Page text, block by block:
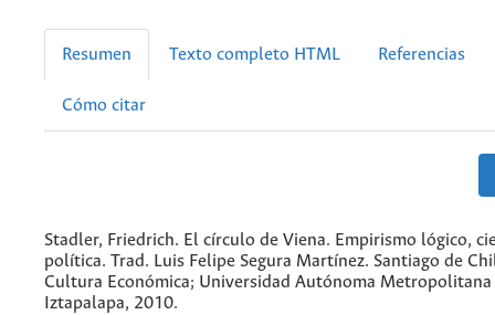
Resumen Texto completo HTML Referencias
Cómo citar
Stadler, Friedrich. El círculo de Viena. Empirismo lógico,
política. Trad. Luis Felipe Segura Martínez. Santiago de
Cultura Económica; Universidad Autónoma
Iztapalapa, 2010.